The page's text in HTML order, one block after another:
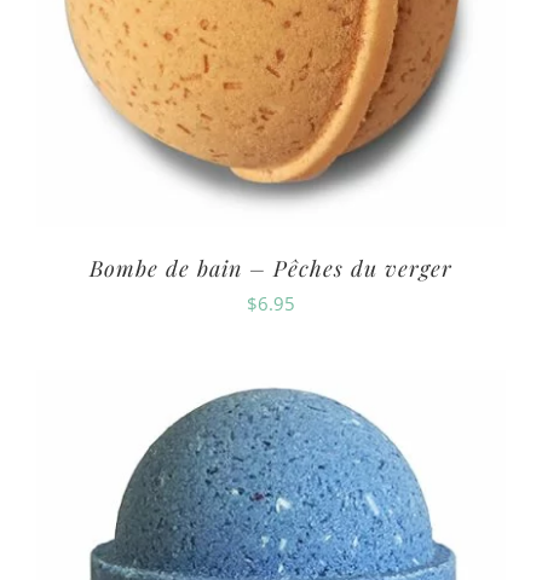
Bombe de bain – Pêches du verger
$6.95